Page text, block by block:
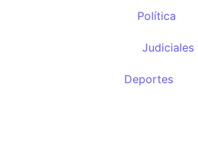
Política
Judiciales
Deportes